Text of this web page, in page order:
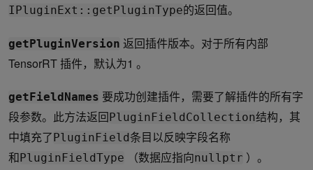
IPluginExt::getPluginType的返回值。
getPluginVersion 返回插件版本。对于所有内部
TensorRT 插件，默认为1 。
getFieldNames 要成功创建插件，需要了解插件的所有字
段参数。此方法返回PluginFieldCollection结构，其
中填充了PluginField条目以反映字段名称
和PluginFieldType （数据应指向nullptr ）。